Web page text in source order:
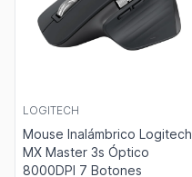
LOGITECH
Mouse Inalámbrico Logitech
MX Master 3s Óptico
8000DPI 7 Botones